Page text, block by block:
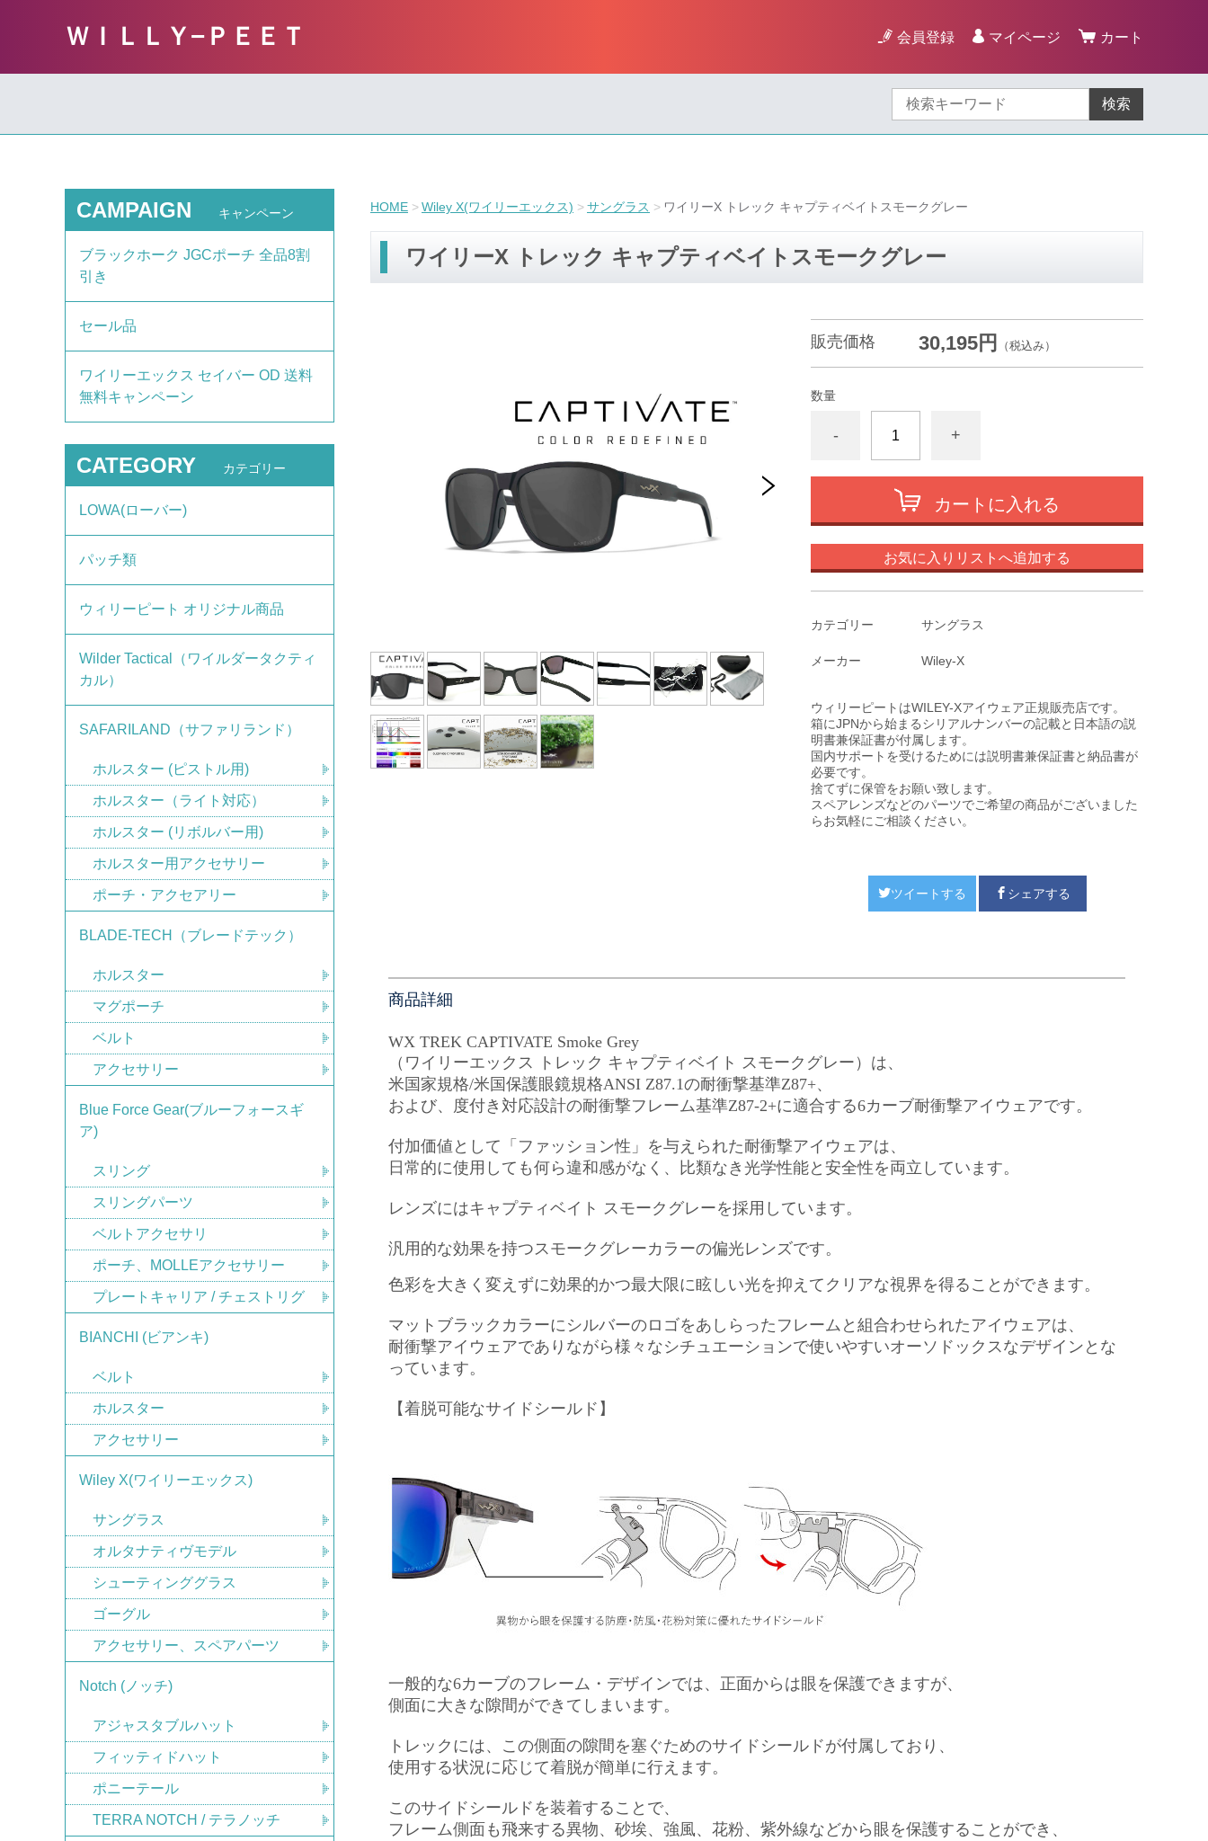
ＷＩＬＬＹ−ＰＥＥＴ 会員登録 マイページ カート
検索
HOME Wiley X(ワイリーエックス) サングラス ワイリーX トレック キャプティベイトスモークグレー
ワイリーX トレック キャプティベイトスモークグレー
販売価格 30,195円 （税込み）
数量
- +
カートに入れる
お気に入りリストへ追加する
カテゴリー サングラス
メーカー Wiley-X
ウィリーピートはWILEY-Xアイウェア正規販売店です。
箱にJPNから始まるシリアルナンバーの記載と日本語の説
明書兼保証書が付属します。
国内サポートを受けるためには説明書兼保証書と納品書が
必要です。
捨てずに保管をお願い致します。
スペアレンズなどのパーツでご希望の商品がございました
らお気軽にご相談ください。
ツイートする シェアする
商品詳細
WX TREK CAPTIVATE Smoke Grey
（ワイリーエックス トレック キャプティベイト スモークグレー）は、
米国家規格/米国保護眼鏡規格ANSI Z87.1の耐衝撃基準Z87+、
および、度付き対応設計の耐衝撃フレーム基準Z87-2+に適合する6カーブ耐衝撃アイウェアです。
付加価値として「ファッション性」を与えられた耐衝撃アイウェアは、
日常的に使用しても何ら違和感がなく、比類なき光学性能と安全性を両立しています。
レンズにはキャプティベイト スモークグレーを採用しています。
汎用的な効果を持つスモークグレーカラーの偏光レンズです。
色彩を大きく変えずに効果的かつ最大限に眩しい光を抑えてクリアな視界を得ることができます。
マットブラックカラーにシルバーのロゴをあしらったフレームと組合わせられたアイウェアは、
耐衝撃アイウェアでありながら様々なシチュエーションで使いやすいオーソドックスなデザインとな
っています。
【着脱可能なサイドシールド】
一般的な6カーブのフレーム・デザインでは、正面からは眼を保護できますが、
側面に大きな隙間ができてしまいます。
トレックには、この側面の隙間を塞ぐためのサイドシールドが付属しており、
使用する状況に応じて着脱が簡単に行えます。
このサイドシールドを装着することで、
フレーム側面も飛来する異物、砂埃、強風、花粉、紫外線などから眼を保護することができ、
CAMPAIGN キャンペーン
ブラックホーク JGCポーチ 全品8割
引き
セール品
ワイリーエックス セイバー OD 送料
無料キャンペーン
CATEGORY カテゴリー
LOWA(ローバー)
パッチ類
ウィリーピート オリジナル商品
Wilder Tactical（ワイルダータクティ
カル）
SAFARILAND（サファリランド）
ホルスター (ピストル用)
ホルスター（ライト対応）
ホルスター (リボルバー用)
ホルスター用アクセサリー
ポーチ・アクセアリー
BLADE-TECH（ブレードテック）
ホルスター
マグポーチ
ベルト
アクセサリー
Blue Force Gear(ブルーフォースギ
ア)
スリング
スリングパーツ
ベルトアクセサリ
ポーチ、MOLLEアクセサリー
プレートキャリア / チェストリグ
BIANCHI (ビアンキ)
ベルト
ホルスター
アクセサリー
Wiley X(ワイリーエックス)
サングラス
オルタナティヴモデル
シューティンググラス
ゴーグル
アクセサリー、スペアパーツ
Notch (ノッチ)
アジャスタブルハット
フィッティドハット
ポニーテール
TERRA NOTCH / テラノッチ